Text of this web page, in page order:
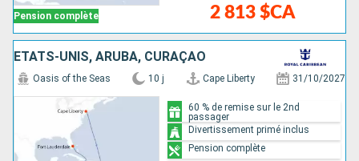
Pension complète 2 813 $CA
ÉTATS-UNIS, ARUBA, CURAÇAO
Oasis of the Seas 10 j Cape Liberty 31/10/2027
60 % de remise sur le 2nd
passager
Divertissement primé inclus
Pension complète